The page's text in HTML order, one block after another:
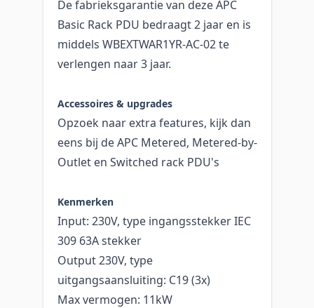
De fabrieksgarantie van deze APC
Basic Rack PDU bedraagt 2 jaar en is
middels WBEXTWAR1YR-AC-02 te
verlengen naar 3 jaar.
Accessoires & upgrades
Opzoek naar extra features, kijk dan
eens bij de APC Metered, Metered-by-
Outlet en Switched rack PDU's
Kenmerken
Input: 230V, type ingangsstekker IEC
309 63A stekker
Output 230V, type
uitgangsaansluiting: C19 (3x)
Max vermogen: 11kW